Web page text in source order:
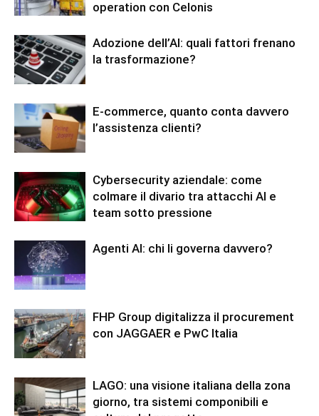
operation con Celonis
Adozione dell’AI: quali fattori frenano
la trasformazione?
E-commerce, quanto conta davvero
l’assistenza clienti?
Cybersecurity aziendale: come
colmare il divario tra attacchi AI e
team sotto pressione
Agenti AI: chi li governa davvero?
FHP Group digitalizza il procurement
con JAGGAER e PwC Italia
LAGO: una visione italiana della zona
giorno, tra sistemi componibili e